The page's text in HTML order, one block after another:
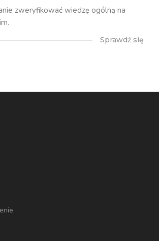
zweryfikować wiedzę ogólną na
Sprawdź się